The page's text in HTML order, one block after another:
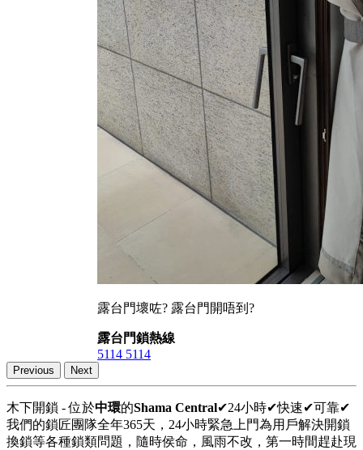
露台門壞咗? 露台門開唔到?
露台門鎖熱線
5114 5114
Previous Next
木下開鎖 - 位於中環的Shama Central✔24小時✔快速✔可靠✔
我們的鎖匠團隊全年365天，24小時緊急上門為用戶解決開鎖
換鎖等各種鎖類問題，隨時侯命，風雨不改，第一時間趕赴現